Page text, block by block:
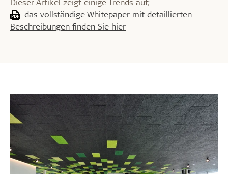
das vollständige Whitepaper mit detaillierten
Beschreibungen finden Sie hier